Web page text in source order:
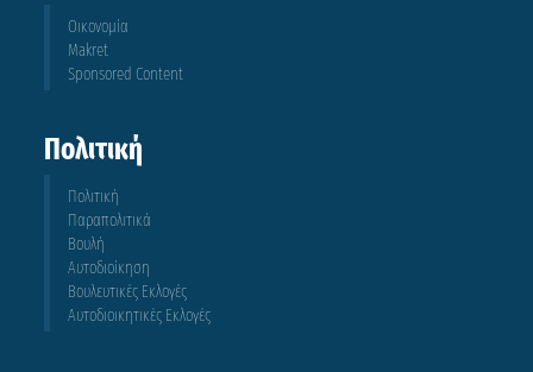
Οικονομία
Makret
Sponsored Content
Πολιτική
Πολιτική
Παραπολιτικά
Βουλή
Αυτοδιοίκηση
Βουλευτικές Εκλογές
Αυτοδιοικητικές Εκλογές